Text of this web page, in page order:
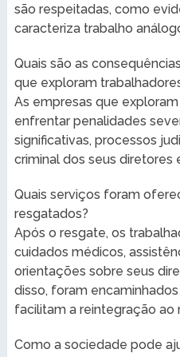
são respeitadas, como
caracteriza trabalho
Quais são as
que exploram
As empresas que
enfrentar penalidades
significativas, processos
criminal dos seus diretores
Quais serviços foram
resgatados?
Após o resgate, os
cuidados médicos,
orientações sobre seus
disso, foram
facilitam a reintegração ao
Como a sociedade pode